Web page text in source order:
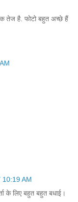
तेज है. फोटो बहुत अच्छे हैं
AM
के लिए बहुत बहुत बधाई।